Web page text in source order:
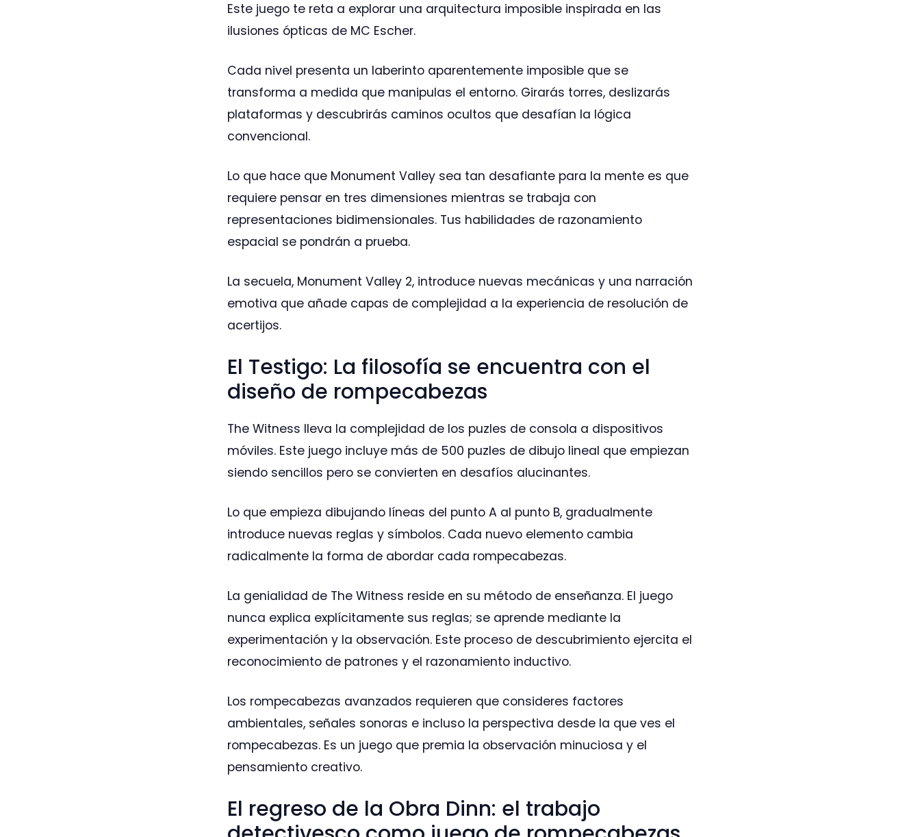
Este juego te reta a explorar una arquitectura imposible inspirada en las
ilusiones ópticas de MC Escher.
Cada nivel presenta un laberinto aparentemente imposible que se
transforma a medida que manipulas el entorno. Girarás torres, deslizarás
plataformas y descubrirás caminos ocultos que desafían la lógica
convencional.
Lo que hace que Monument Valley sea tan desafiante para la mente es que
requiere pensar en tres dimensiones mientras se trabaja con
representaciones bidimensionales. Tus habilidades de razonamiento
espacial se pondrán a prueba.
La secuela, Monument Valley 2, introduce nuevas mecánicas y una narración
emotiva que añade capas de complejidad a la experiencia de resolución de
acertijos.
El Testigo: La filosofía se encuentra con el
diseño de rompecabezas
The Witness lleva la complejidad de los puzles de consola a dispositivos
móviles. Este juego incluye más de 500 puzles de dibujo lineal que empiezan
siendo sencillos pero se convierten en desafíos alucinantes.
Lo que empieza dibujando líneas del punto A al punto B, gradualmente
introduce nuevas reglas y símbolos. Cada nuevo elemento cambia
radicalmente la forma de abordar cada rompecabezas.
La genialidad de The Witness reside en su método de enseñanza. El juego
nunca explica explícitamente sus reglas; se aprende mediante la
experimentación y la observación. Este proceso de descubrimiento ejercita el
reconocimiento de patrones y el razonamiento inductivo.
Los rompecabezas avanzados requieren que consideres factores
ambientales, señales sonoras e incluso la perspectiva desde la que ves el
rompecabezas. Es un juego que premia la observación minuciosa y el
pensamiento creativo.
El regreso de la Obra Dinn: el trabajo